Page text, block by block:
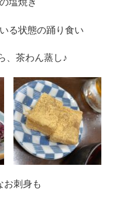
塩焼き
る状態の踊り食い
、茶わん蒸し♪
お刺身も